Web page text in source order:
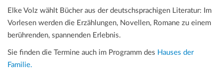
Elke Volz wählt Bücher aus der deutschsprachigen Literatur: Im
Vorlesen werden die Erzählungen, Novellen, Romane zu einem
berührenden, spannenden Erlebnis.
Sie finden die Termine auch im Programm des Hauses der
Familie.